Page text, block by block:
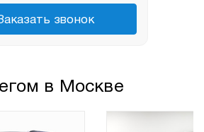
звонок
в Москве